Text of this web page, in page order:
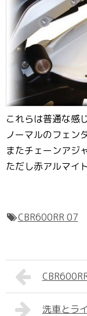
これらは普通な感
ノーマルのフェン
またチェーンアジ
ただし赤アルマイ
CBR600RR 07
洗車とラ